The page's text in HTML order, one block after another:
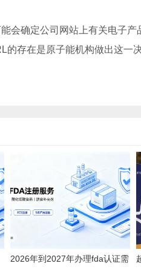
会确定公司网站上有关电子
的存在是原子能机构做出这一
2026年到2027年办理fda认证需